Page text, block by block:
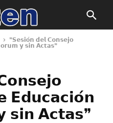
❞𝗦𝗲𝘀𝗶𝗼́𝗻 𝗱𝗲𝗹 𝗖𝗼𝗻𝘀𝗲𝗷𝗼
𝘆 𝘀𝗶𝗻 𝗔𝗰𝘁𝗮𝘀❞
𝗘𝗱𝘂𝗰𝗮𝗰𝗶𝗼́𝗻
𝗔𝗰𝘁𝗮𝘀❞